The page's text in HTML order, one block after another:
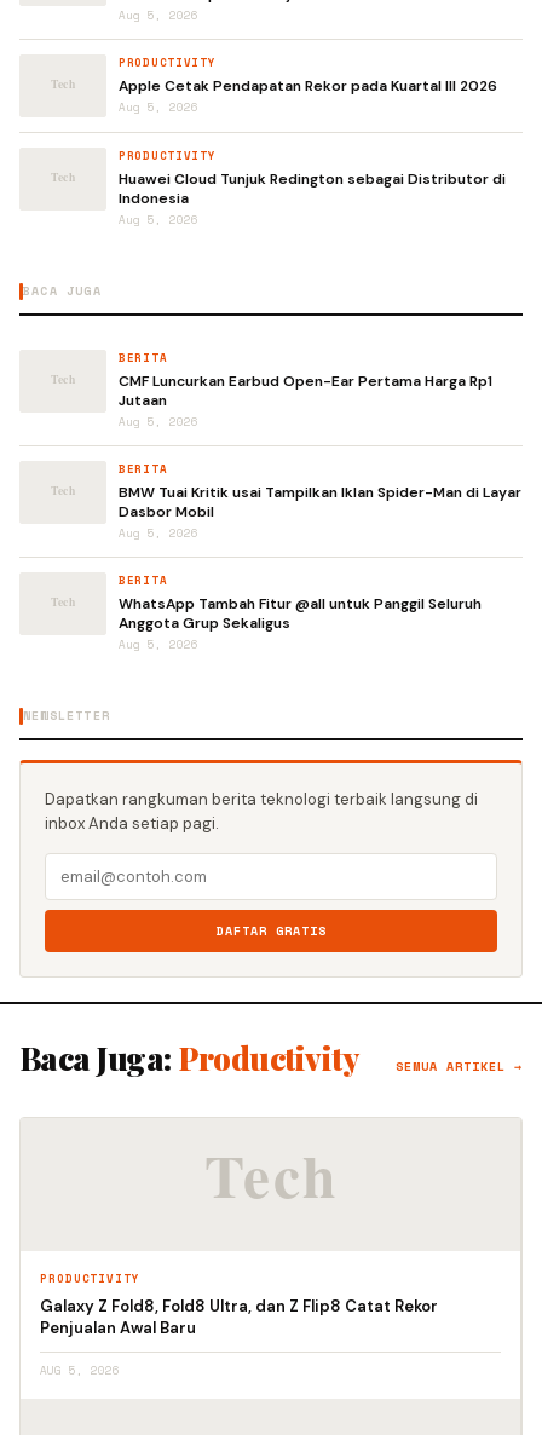
Aug 5, 2026
PRODUCTIVITY
Apple Cetak Pendapatan Rekor pada Kuartal III 2026
Aug 5, 2026
PRODUCTIVITY
Huawei Cloud Tunjuk Redington sebagai Distributor di
Indonesia
Aug 5, 2026
BACA JUGA
BERITA
CMF Luncurkan Earbud Open-Ear Pertama Harga Rp1
Jutaan
Aug 5, 2026
BERITA
BMW Tuai Kritik usai Tampilkan Iklan Spider-Man di Layar
Dasbor Mobil
Aug 5, 2026
BERITA
WhatsApp Tambah Fitur @all untuk Panggil Seluruh
Anggota Grup Sekaligus
Aug 5, 2026
NEWSLETTER
Dapatkan rangkuman berita teknologi terbaik langsung di
inbox Anda setiap pagi.
DAFTAR GRATIS
Baca Juga: Productivity SEMUA ARTIKEL →
PRODUCTIVITY
Galaxy Z Fold8, Fold8 Ultra, dan Z Flip8 Catat Rekor
Penjualan Awal Baru
AUG 5, 2026